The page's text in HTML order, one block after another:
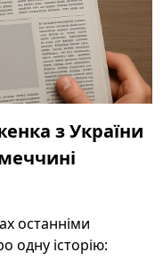
з України
останніми
одну історію: